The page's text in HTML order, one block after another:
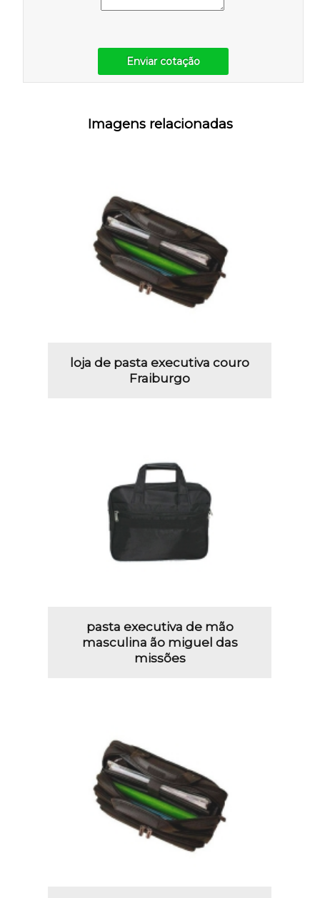
Enviar cotação
Imagens relacionadas
loja de pasta executiva couro
Fraiburgo
pasta executiva de mão
masculina ão miguel das
missões